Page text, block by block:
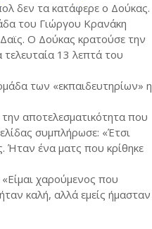
δεν τα κατάφερε ο Δούκας.
του Γιώργου Κρανάκη
Ο Δούκας κρατούσε την
13 λεπτά του
των «εκπαιδευτηρίων» η
αποτελεσματικότητα που
συμπλήρωσε: «Έτσι
Ήταν ένα ματς που κρίθηκε
χαρούμενος που
καλή, αλλά εμείς ήμασταν